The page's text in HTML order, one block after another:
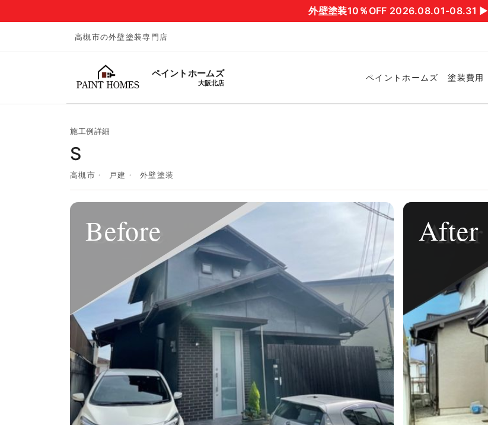
外壁塗装10％OFF 2026.08.01-08.31 ▶︎
高槻市の外壁塗装専門店
ペイントホームズ
大阪北店
ペイントホームズ 塗装費用
施工例詳細
S
高槻市 戸建 外壁塗装
Before After